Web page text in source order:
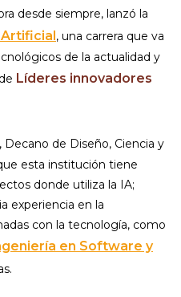
desde siempre, lanzó la
, una carrera que va
de la actualidad y
Líderes innovadores
, Decano de Diseño, Ciencia y
esta institución tiene
donde utiliza la IA;
experiencia en la
con la tecnología, como
en Software y